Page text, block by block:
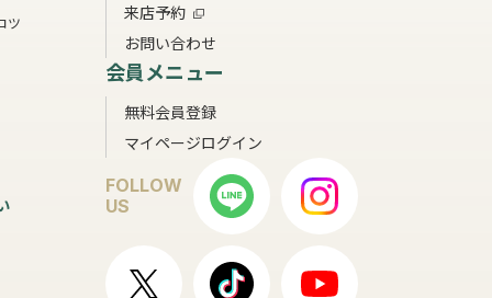
ツ
来店予約
お問い合わせ
会員メニュー
無料会員登録
マイページログイン
FOLLOW
US